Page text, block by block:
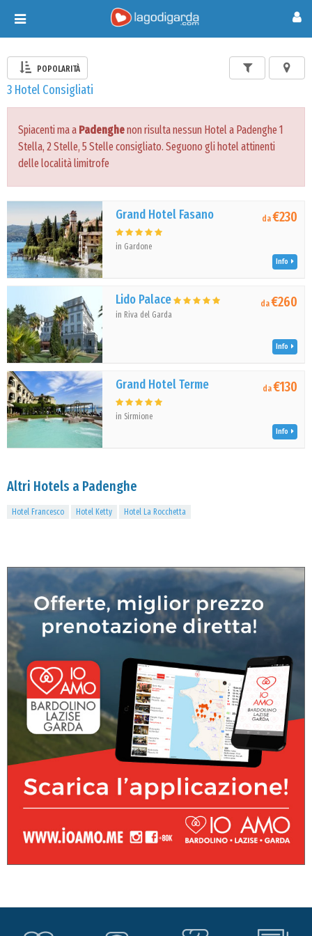
Toggle
navigation
POPOLARITÀ
3 Hotel Consigliati
Spiacenti ma a Padenghenon risulta nessun Hotel a Padenghe 1
Stella, 2 Stelle, 5 Stelle consigliato. Seguono gli hotel attinenti
delle località limitrofe
Grand Hotel Fasano
in Gardone
da€230
Info
Lido Palace
in Riva del Garda
da€260
Info
Grand Hotel Terme
in Sirmione
da€130
Info
Altri Hotels a Padenghe
Hotel Francesco Hotel Ketty Hotel La Rocchetta